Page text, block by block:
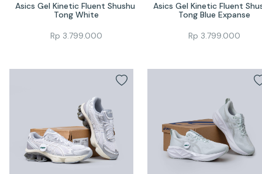
Asics Gel Kinetic Fluent Shushu
Tong White
Rp 3.799.000
Asics Gel Kinetic Fluent
Tong Blue Expanse
Rp 3.799.000